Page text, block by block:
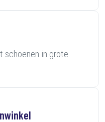
schoenen in grote